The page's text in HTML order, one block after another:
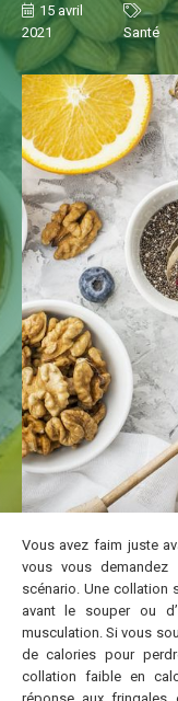
15 avril
2021
Santé
Vous avez faim juste
vous vous
scénario. Une collation
avant le souper ou
musculation. Si vous
de calories pour
collation faible en